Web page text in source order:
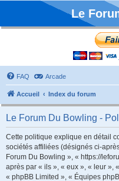
Le
FAQ Arcade
Accueil Index du forum
Le Forum Du Bowling -
Cette politique explique en détail
sociétés affiliées (désignés ci-
Forum Du Bowling », « https://
après par « ils », « eux », « leur »,
« phpBB Limited », « Équipes